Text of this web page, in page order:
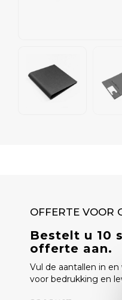
OFFERTE VOOR
Bestelt u 10
offerte aan.
Vul de aantallen in
voor bedrukking en